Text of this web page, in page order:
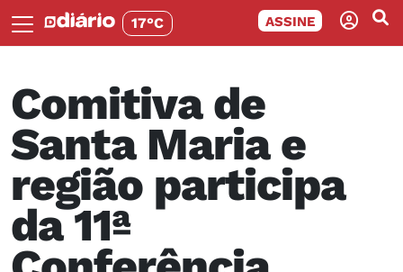
17°C ASSINE
Comitiva de
Santa Maria e
região participa
da 11ª